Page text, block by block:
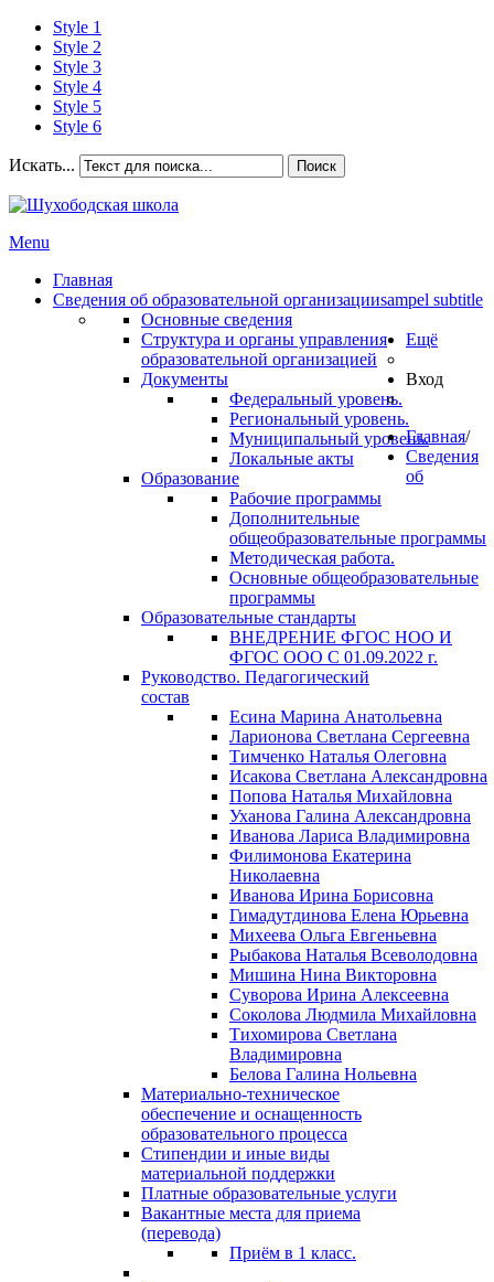
Style 1
Style 2
Style 3
Style 4
Style 5
Style 6
Искать... Поиск
Menu
Главная
Сведения об образовательной организацииsampel subtitle
Основные сведения
Структура и органы управления
образовательной организацией
Документы
Федеральный уровень.
Региональный уровень.
Муниципальный уровень.
Локальные акты
Образование
Рабочие программы
Дополнительные
общеобразовательные программы
Методическая работа.
Основные общеобразовательные
программы
Образовательные стандарты
ВНЕДРЕНИЕ ФГОС НОО И
ФГОС ООО С 01.09.2022 г.
Руководство. Педагогический
состав
Есина Марина Анатольевна
Ларионова Светлана Сергеевна
Тимченко Наталья Олеговна
Исакова Светлана Александровна
Попова Наталья Михайловна
Уханова Галина Александровна
Иванова Лариса Владимировна
Филимонова Екатерина
Николаевна
Иванова Ирина Борисовна
Гимадутдинова Елена Юрьевна
Михеева Ольга Евгеньевна
Рыбакова Наталья Всеволодовна
Мишина Нина Викторовна
Суворова Ирина Алексеевна
Соколова Людмила Михайловна
Тихомирова Светлана
Владимировна
Белова Галина Нольевна
Материально-техническое
обеспечение и оснащенность
образовательного процесса
Стипендии и иные виды
материальной поддержки
Платные образовательные услуги
Вакантные места для приема
(перевода)
Приём в 1 класс.
Ещё
Вход
Главная/
Сведения
об